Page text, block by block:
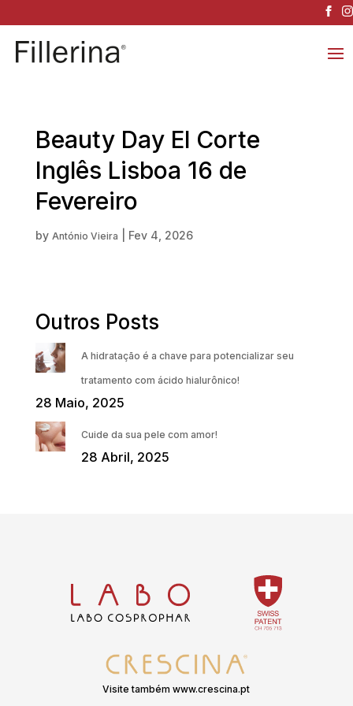
Beauty Day El Corte
Inglês Lisboa 16 de
Fevereiro
by António Vieira Fev 4, 2026
Outros Posts
A hidratação é a chave para potencializar seu
tratamento com ácido hialurônico!
28 Maio, 2025
Cuide da sua pele com amor!
28 Abril, 2025
Visite também www.crescina.pt